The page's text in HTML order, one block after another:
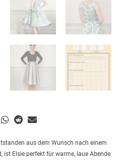
aus dem Wunsch nach einem
ist Elsie perfekt für warme, laue Abende